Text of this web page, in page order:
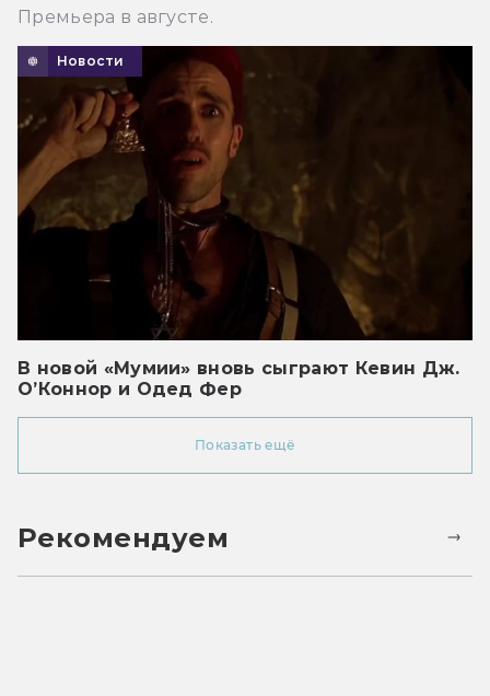
Премьера в августе.
Новости
В новой «Мумии» вновь сыграют Кевин Дж.
О’Коннор и Одед Фер
Показать ещё
Рекомендуем